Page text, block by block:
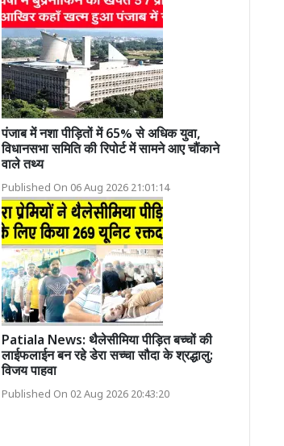
पंजाब में नशा पीड़ितों में 65% से अधिक युवा,
विधानसभा समिति की रिपोर्ट में सामने आए चौंकाने
वाले तथ्य
Published On 06 Aug 2026 21:01:14
Patiala News: थैलेसीमिया पीड़ित बच्चों की
लाईफलाईन बन रहे डेरा सच्चा सौदा के श्रद्धालु:
विजय पाहवा
Published On 02 Aug 2026 20:43:20